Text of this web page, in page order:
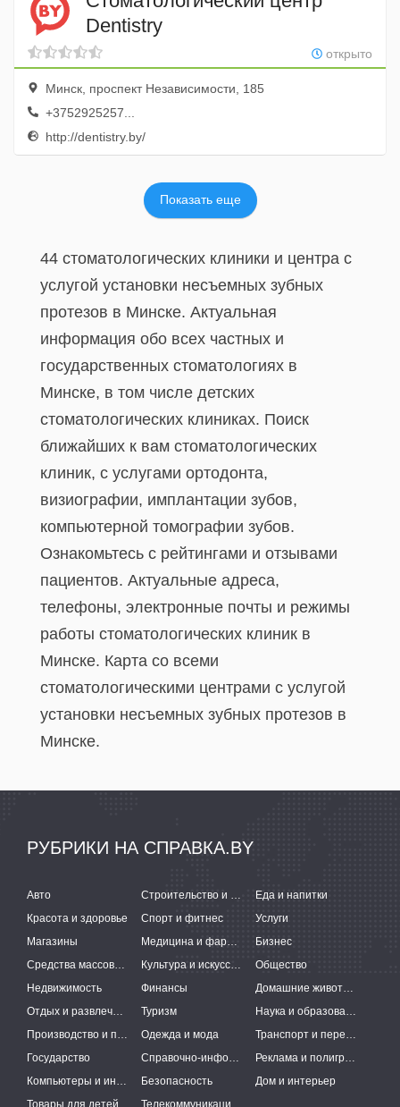
Dentistry
открыто
Минск, проспект Независимости, 185
+3752925257...
http://dentistry.by/
Показать еще
44 стоматологических клиники и центра с
услугой установки несъемных зубных
протезов в Минске. Актуальная
информация обо всех частных и
государственных стоматологиях в
Минске, в том числе детских
стоматологических клиниках. Поиск
ближайших к вам стоматологических
клиник, с услугами ортодонта,
визиографии, имплантации зубов,
компьютерной томографии зубов.
Ознакомьтесь с рейтингами и отзывами
пациентов. Актуальные адреса,
телефоны, электронные почты и режимы
работы стоматологических клиник в
Минске. Карта со всеми
стоматологическими центрами с услугой
установки несъемных зубных протезов в
Минске.
РУБРИКИ НА СПРАВКА.BY
Авто Строительство и ремонт
Еда и напитки
Красота и здоровье
Спорт и фитнес
Услуги
Магазины
Медицина и фармацевтика
Бизнес
Средства массовой информации
Культура и искусство
Общество
Недвижимость
Финансы
Домашние животные
Отдых и развлечения
Туризм
Наука и образование
Производство и поставки
Одежда и мода
Транспорт и перевозки
Государство
Справочно-информационные системы
Реклама и полиграфия
Компьютеры и интернет
Безопасность
Дом и интерьер
Товары для детей